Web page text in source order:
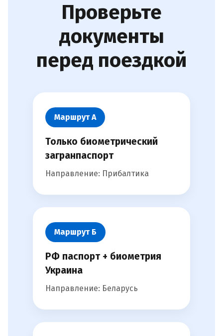
Проверьте
документы
перед поездкой
Маршрут А
Только биометрический
загранпаспорт
Направление: Прибалтика
Маршрут Б
РФ паспорт + биометрия
Украина
Направление: Беларусь